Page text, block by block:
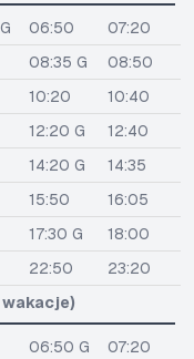
06:50
07:20
08:35 G
08:50
10:20
10:40
12:20 G
12:40
14:20 G
14:35
15:50
16:05
17:30 G
18:00
22:50
23:20
06:50 G
07:20